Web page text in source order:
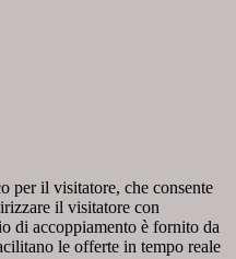
per il visitatore, che consente
il visitatore con
di accoppiamento è fornito da
le offerte in tempo reale